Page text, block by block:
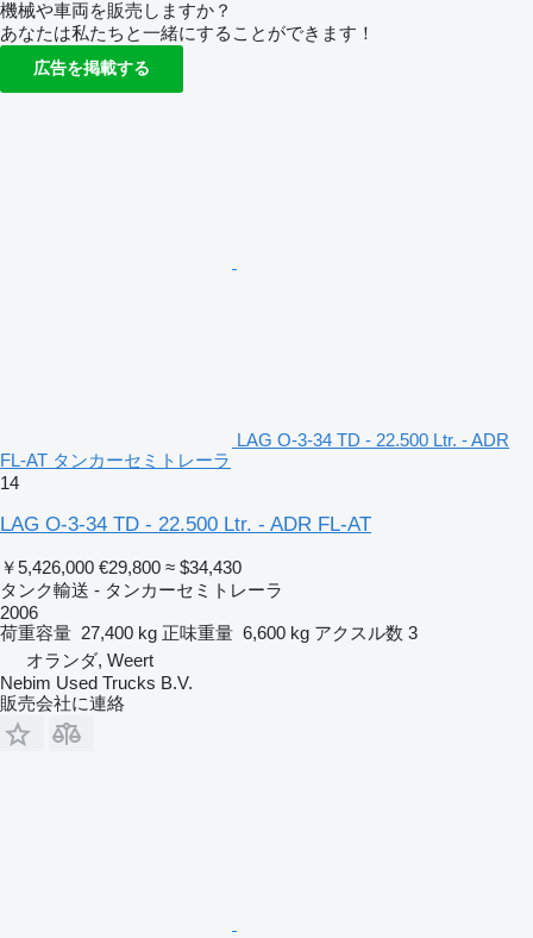
機械や車両を販売しますか？
あなたは私たちと一緒にすることができます！
広告を掲載する
LAG O-3-34 TD - 22.500 Ltr. - ADR
FL-AT タンカーセミトレーラ
14
LAG O-3-34 TD - 22.500 Ltr. - ADR FL-AT
￥5,426,000 €29,800 ≈ $34,430
タンク輸送 - タンカーセミトレーラ
2006
荷重容量 27,400 kg 正味重量 6,600 kg アクスル数 3
オランダ, Weert
Nebim Used Trucks B.V.
販売会社に連絡